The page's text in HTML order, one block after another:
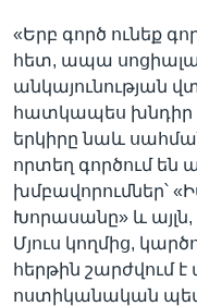
«Երբ գործ ունեք
հետ, ապա
անկայունության
հատկապես խնդիր
երկիրը նաև
որտեղ գործում են
խմբավորումներ՝
Խորասանը» և այլն,
Մյուս կողմից,
հերթին շարժվում
ոստիկանական